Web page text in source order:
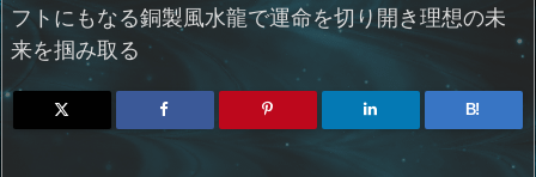
フトにもなる銅製風水龍で運命を切り開き理想の未
来を掴み取る
B!